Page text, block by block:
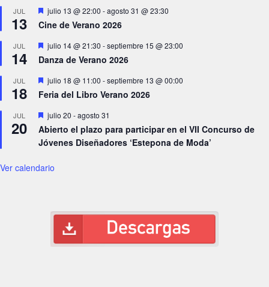
JUL
13
Destacado
julio 13 @ 22:00 -agosto 31 @ 23:30
Cine de Verano 2026
JUL
14
Destacado
julio 14 @ 21:30 -septiembre 15 @ 23:00
Danza de Verano 2026
JUL
18
Destacado
julio 18 @ 11:00 -septiembre 13 @ 00:00
Feria del Libro Verano 2026
JUL
20
Destacado
julio 20 -agosto 31
Abierto el plazo para participar en el VII Concurso de
Jóvenes Diseñadores ‘Estepona de Moda’
Ver calendario